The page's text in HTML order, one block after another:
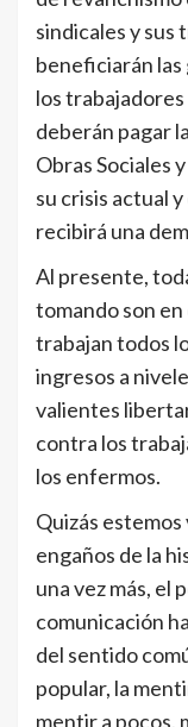
sindicales y sus
beneficiarán
los trabajadores
deberán pagar
Obras Sociales
su crisis actual
recibirá una
Al presente,
tomando son
trabajan todos
ingresos a
valientes
contra los
los enfermos.
Quizás
engaños de la
una vez más, el
comunicación
del sentido
popular, la
mentir a pocos,